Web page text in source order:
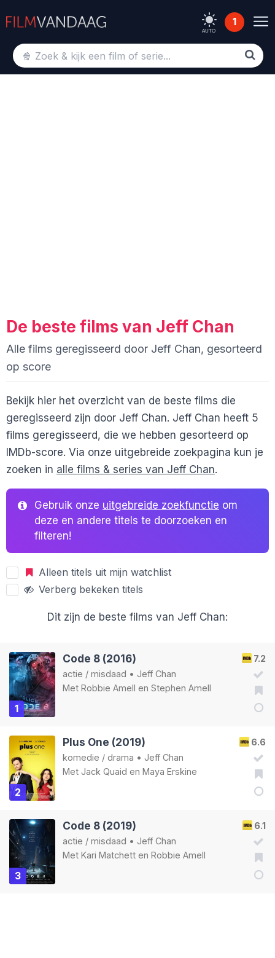
AUTO
1
De beste films van Jeff Chan
Alle films geregisseerd door Jeff Chan, gesorteerd
op score
Bekijk hier het overzicht van de beste films die
geregisseerd zijn door Jeff Chan. Jeff Chan heeft 5
films geregisseerd, die we hebben gesorteerd op
IMDb-score. Via onze uitgebreide zoekpagina kun je
zoeken in alle films & series van Jeff Chan.
Gebruik onze uitgebreide zoekfunctie om
deze en andere titels te doorzoeken en
filteren!
Alleen titels uit mijn watchlist
Verberg bekeken titels
Dit zijn de beste films van Jeff Chan:
1
7.2
Code 8 (2016)
actie / misdaad • Jeff Chan
Met Robbie Amell en Stephen Amell
2
6.6
Plus One (2019)
komedie / drama • Jeff Chan
Met Jack Quaid en Maya Erskine
3
6.1
Code 8 (2019)
actie / misdaad • Jeff Chan
Met Kari Matchett en Robbie Amell